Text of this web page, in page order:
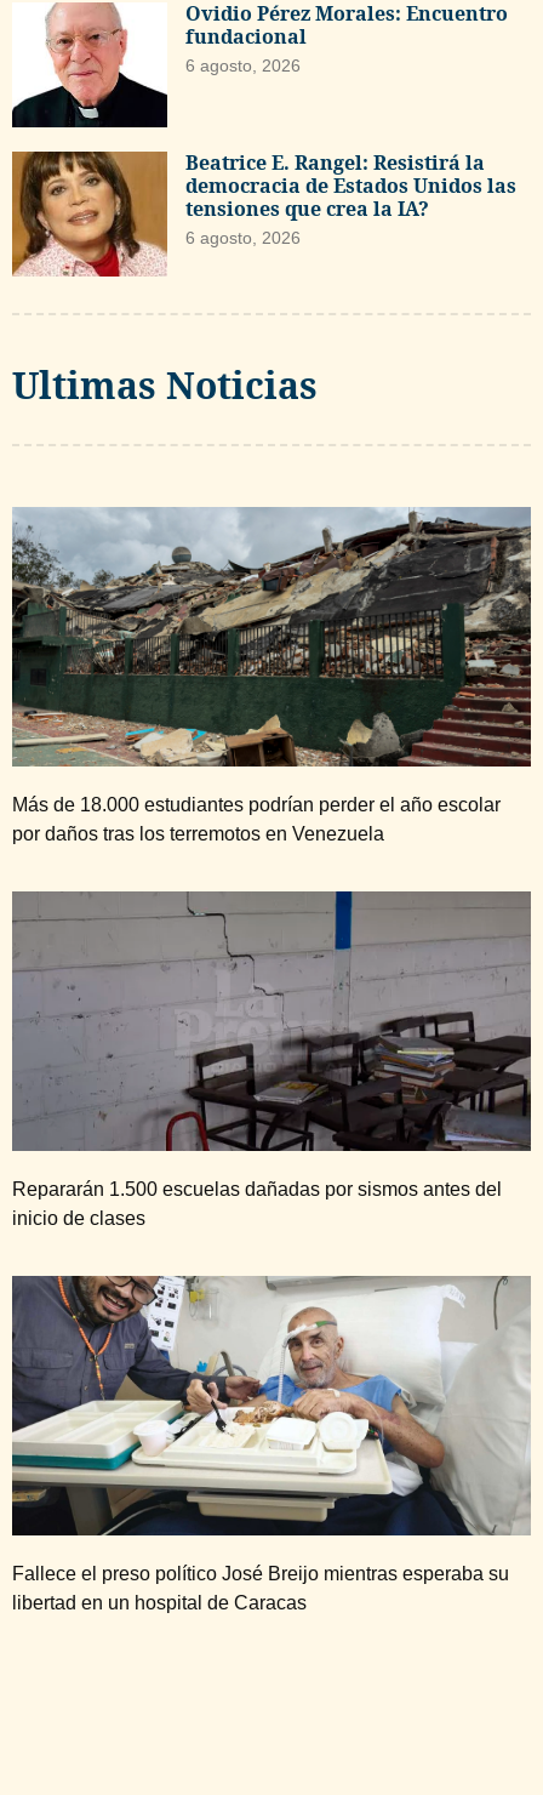
Ovidio Pérez Morales: Encuentro
fundacional
6 agosto, 2026
Beatrice E. Rangel: Resistirá la
democracia de Estados Unidos las
tensiones que crea la IA?
6 agosto, 2026
Ultimas Noticias
Más de 18.000 estudiantes podrían perder el año escolar
por daños tras los terremotos en Venezuela
Repararán 1.500 escuelas dañadas por sismos antes del
inicio de clases
Fallece el preso político José Breijo mientras esperaba su
libertad en un hospital de Caracas